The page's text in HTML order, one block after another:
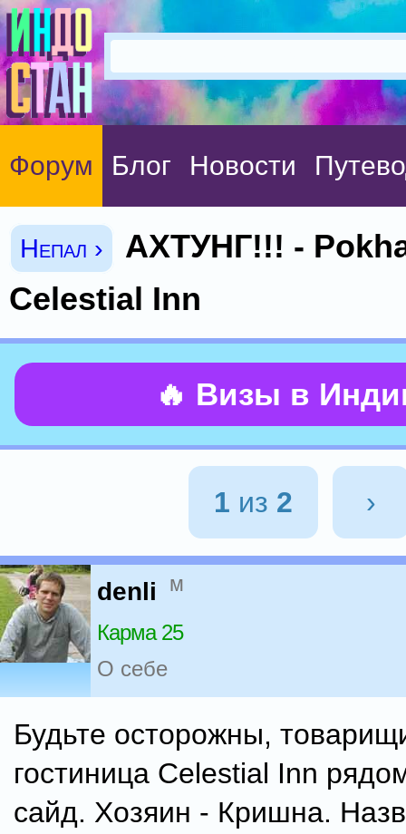
Форум Блог Новости
Непал ›
АХТУНГ!!! -
Celestial Inn
🔥 Визы в
1 из 2 ›
denli м
Карма 25
О себе
Будьте осторожны,
гостиница Celestial Inn
сайд. Хозяин - Кришна.